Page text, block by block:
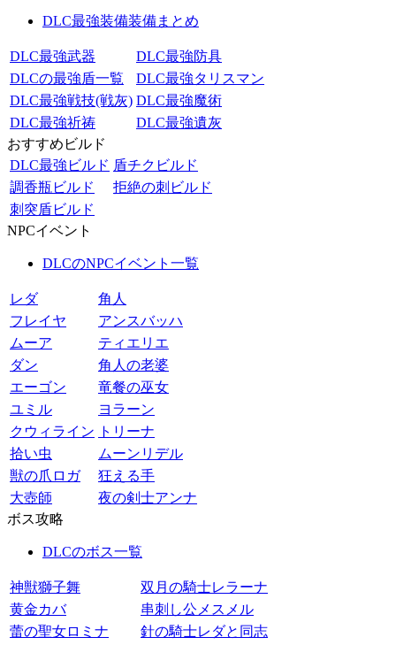
DLC最強装備装備まとめ
DLC最強武器
DLC最強防具
DLCの最強盾一覧
DLC最強タリスマン
DLC最強戦技(戦灰) DLC最強魔術
DLC最強祈祷
DLC最強遺灰
おすすめビルド
DLC最強ビルド 盾チクビルド
調香瓶ビルド
拒絶の刺ビルド
刺突盾ビルド
NPCイベント
DLCのNPCイベント一覧
レダ
角人
フレイヤ
アンスバッハ
ムーア
ティエリエ
ダン
角人の老婆
エーゴン
竜餐の巫女
ユミル
ヨラーン
クウィライン
トリーナ
拾い虫
ムーンリデル
獣の爪ロガ
狂える手
大壺師
夜の剣士アンナ
ボス攻略
DLCのボス一覧
神獣獅子舞
双月の騎士レラーナ
黄金カバ
串刺し公メスメル
蕾の聖女ロミナ
針の騎士レダと同志